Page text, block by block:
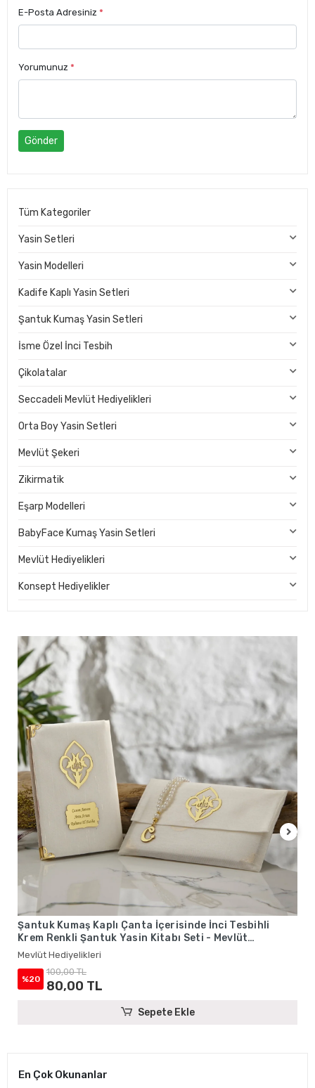
E-Posta Adresiniz *
Yorumunuz *
Gönder
Tüm Kategoriler
Yasin Setleri
Yasin Modelleri
Kadife Kaplı Yasin Setleri
Şantuk Kumaş Yasin Setleri
İsme Özel İnci Tesbih
Çikolatalar
Seccadeli Mevlüt Hediyelikleri
Orta Boy Yasin Setleri
Mevlüt Şekeri
Zikirmatik
Eşarp Modelleri
BabyFace Kumaş Yasin Setleri
Mevlüt Hediyelikleri
Konsept Hediyelikler
Şantuk Kumaş Kaplı Çanta İçerisinde İnci Tesbihli
Krem Renkli Şantuk Yasin Kitabı Seti - Mevlüt
Hediyelikleri
Mevlüt Hediyelikleri
%20
100,00 TL
80,00 TL
Sepete Ekle
En Çok Okunanlar